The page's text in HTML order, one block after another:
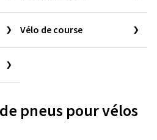
Vélo de course
pneus pour vélos